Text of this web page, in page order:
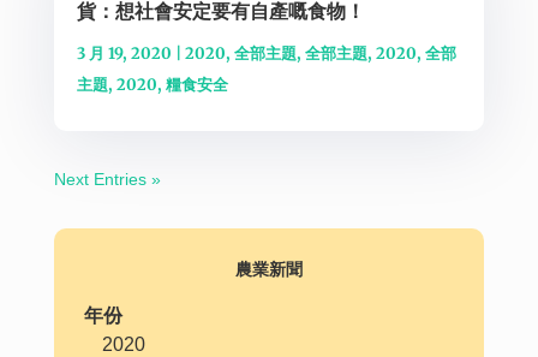
貨：想社會安定要有自產嘅食物！
3 月 19, 2020 2020, 全部主題, 全部主題, 2020, 全部
主題, 2020, 糧食安全
Next Entries »
農業新聞
年份
2020